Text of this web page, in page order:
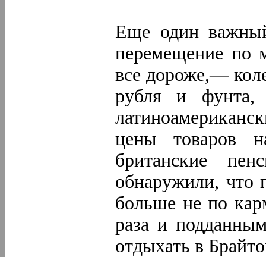
Еще один важный
перемещение по
все дороже,—
рубля и фунта,
цены товаров
британские
обнаружили, что
больше не по
раза и
отдыхать в